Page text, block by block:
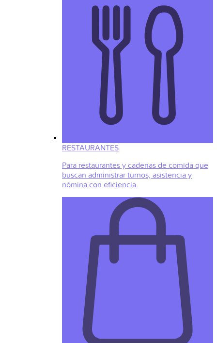
RESTAURANTES
Para restaurantes y cadenas de comida que
buscan administrar turnos, asistencia y
nómina con eficiencia.